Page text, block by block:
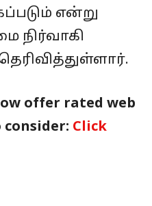
என்று
நிர்வாகி
offer rated web
Click